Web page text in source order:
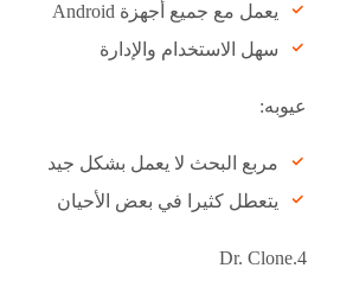
يعمل مع جميع أجهزة Android
سهل الاستخدام والإدارة
عيوبه:
مربع البحث لا يعمل بشكل جيد
يتعطل كثيرا في بعض الأحيان
4.Dr. Clone